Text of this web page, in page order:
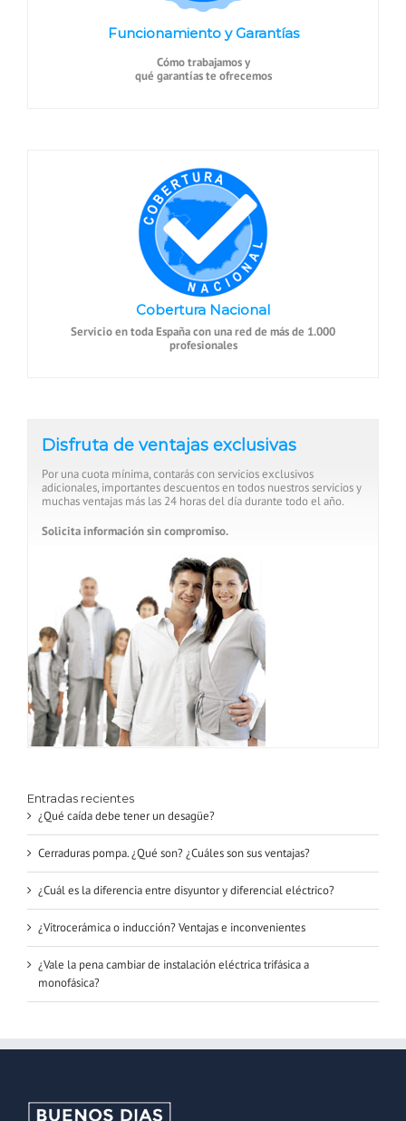
Funcionamiento y Garantías
Cómo trabajamos y
qué garantías te ofrecemos
Cobertura Nacional
Servicio en toda España con una red de más de 1.000
profesionales
Disfruta de ventajas exclusivas
Por una cuota mínima, contarás con servicios exclusivos
adicionales, importantes descuentos en todos nuestros servicios y
muchas ventajas más las 24 horas del día durante todo el año.
Solicita información sin compromiso.
Entradas recientes
¿Qué caída debe tener un desagüe?
Cerraduras pompa. ¿Qué son? ¿Cuáles son sus ventajas?
¿Cuál es la diferencia entre disyuntor y diferencial eléctrico?
¿Vitrocerámica o inducción? Ventajas e inconvenientes
¿Vale la pena cambiar de instalación eléctrica trifásica a
monofásica?